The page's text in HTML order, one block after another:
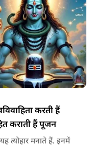
करती हैं
कराती हैं पूजन
त्योहार मनाते हैं. इनमें